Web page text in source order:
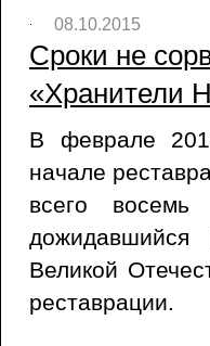
08.10.2015
Сроки не
«Хранители
В феврале
начале
всего
дожидавшийся
Великой
реставрации.